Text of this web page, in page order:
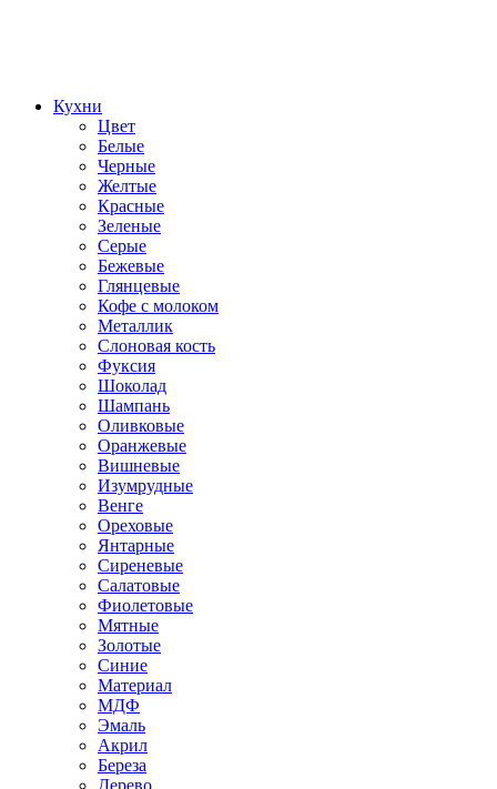
Кухни
Цвет
Белые
Черные
Желтые
Красные
Зеленые
Серые
Бежевые
Глянцевые
Кофе с молоком
Металлик
Слоновая кость
Фуксия
Шоколад
Шампань
Оливковые
Оранжевые
Вишневые
Изумрудные
Венге
Ореховые
Янтарные
Сиреневые
Салатовые
Фиолетовые
Мятные
Золотые
Синие
Материал
МДФ
Эмаль
Акрил
Береза
Дерево